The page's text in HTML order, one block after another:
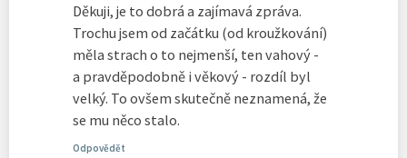
Děkuji, je to dobrá a zajímavá zpráva.
Trochu jsem od začátku (od kroužkování)
měla strach o to nejmenší, ten vahový -
a pravděpodobně i věkový - rozdíl byl
velký. To ovšem skutečně neznamená, že
se mu něco stalo.
Odpovědět